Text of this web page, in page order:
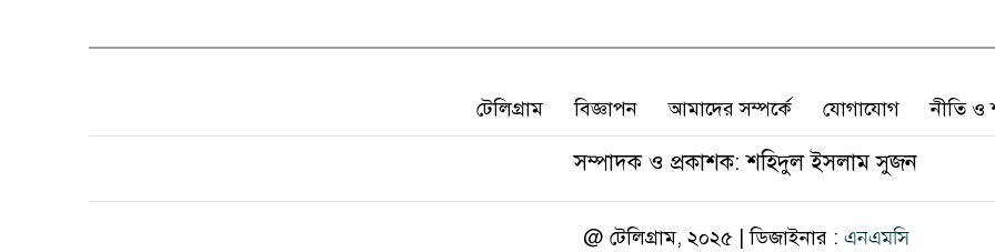
টেলিগ্রাম বিজ্ঞাপন আমাদের সম্পর্কে যোগাযোগ নীতি ও
সম্পাদক ও প্রকাশক: শহিদুল ইসলাম সুজন
@ টেলিগ্রাম, ২০২৫ | ডিজাইনার : এনএমসি